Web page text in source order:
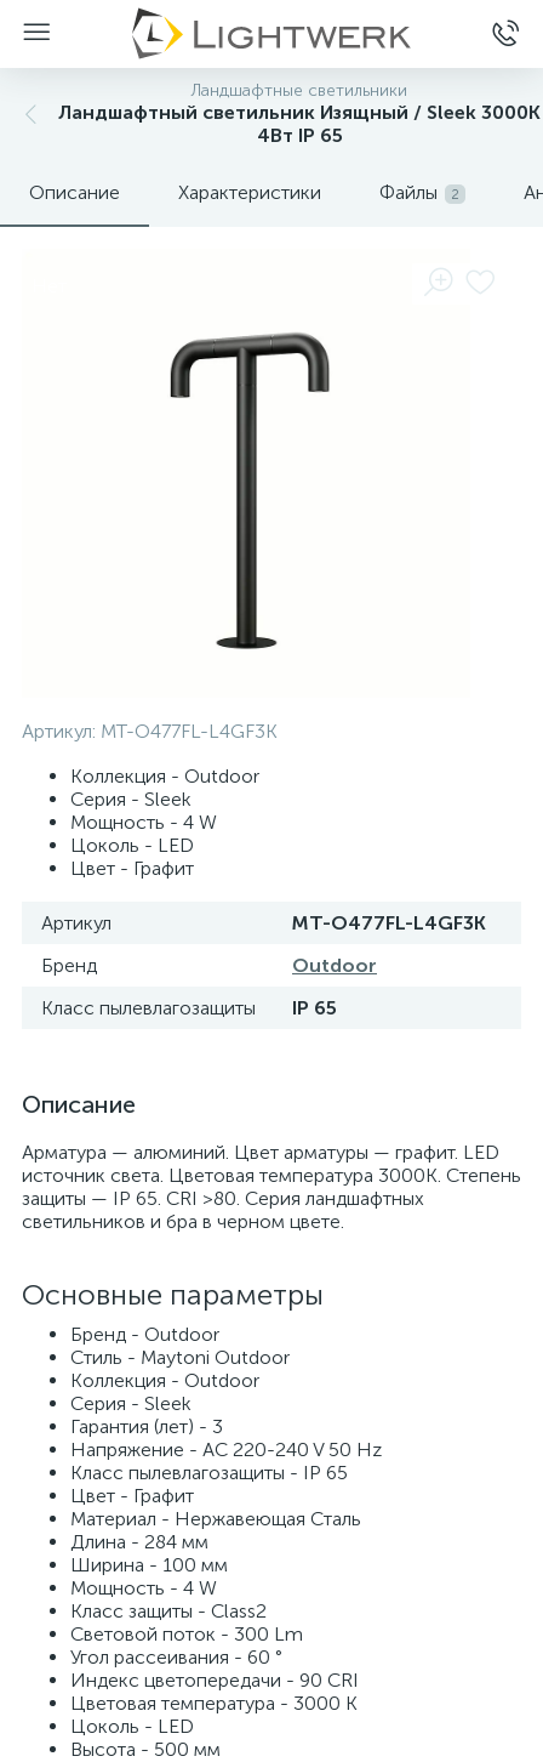
Ландшафтные светильники
Ландшафтный светильник Изящный / Sleek 3000К
4Вт IP 65
Описание Характеристики Файлы 2
Артикул: MT-O477FL-L4GF3K
Коллекция - Outdoor
Серия - Sleek
Мощность - 4 W
Цоколь - LED
Цвет - Графит
Артикул
MT-O477FL-L4GF3K
Бренд
Outdoor
Класс пылевлагозащиты
IP 65
Описание
Арматура — алюминий. Цвет арматуры — графит. LED
источник света. Цветовая температура 3000К. Степень
защиты — IP 65. CRI >80. Серия ландшафтных
светильников и бра в черном цвете.
Основные параметры
Бренд - Outdoor
Стиль - Maytoni Outdoor
Коллекция - Outdoor
Серия - Sleek
Гарантия (лет) - 3
Напряжение - AC 220-240 V 50 Hz
Класс пылевлагозащиты - IP 65
Цвет - Графит
Материал - Нержавеющая Сталь
Длина - 284 мм
Ширина - 100 мм
Мощность - 4 W
Класс защиты - Class2
Световой поток - 300 Lm
Угол рассеивания - 60 °
Индекс цветопередачи - 90 CRI
Цветовая температура - 3000 K
Цоколь - LED
Высота - 500 мм